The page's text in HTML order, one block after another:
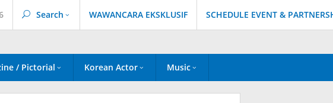
Search WAWANCARA EKSKLUSIF SCHEDULE EVENT &
/ Pictorial Korean Actor Music